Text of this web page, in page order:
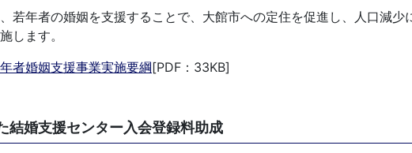
若年者の婚姻を支援することで、大館市への定住を促進し、人口減少
します。
者婚姻支援事業実施要綱[PDF：33KB]
結婚支援センター入会登録料助成